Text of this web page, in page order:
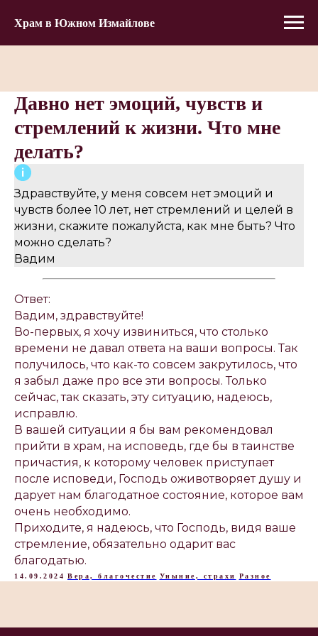
Храм в Южном Измайлове
Давно нет эмоций, чувств и
стремлений к жизни. Что мне
делать?
Здравствуйте, у меня совсем нет эмоций и
чувств более 10 лет, нет стремлений и целей в
жизни, скажите пожалуйста, как мне быть? Что
можно сделать?
Вадим
Ответ:
Вадим, здравствуйте!
Во-первых, я хочу извиниться, что столько
времени не давал ответа на ваши вопросы. Так
получилось, что как-то совсем закрутилось, что
я забыл даже про все эти вопросы. Только
сейчас, так сказать, эту ситуацию, надеюсь,
исправлю.
В вашей ситуации я бы вам рекомендовал
прийти в храм, на исповедь, где бы в таинстве
причастия, к которому человек приступает
после исповеди, Господь оживотворяет душу и
дарует нам благодатное состояние, которое вам
очень необходимо.
Приходите, я надеюсь, что Господь, видя ваше
стремление, обязательно одарит вас
благодатью.
14.09.2024 Вера, благочестие Уныние, страхи Разное